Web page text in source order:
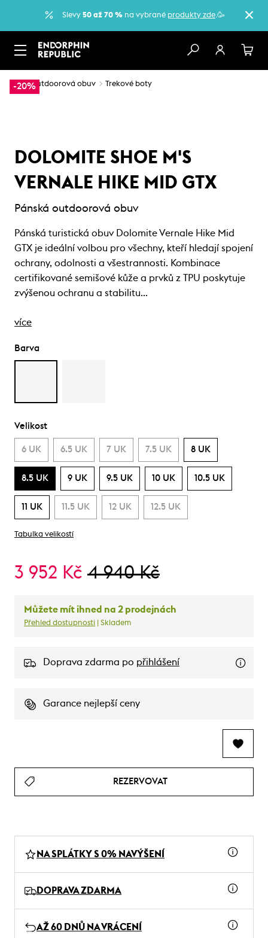
Slevy 50 až 70 % na vybrané produkty zde.🥳
-20%
… Outdoorová obuv Trekové boty
DOLOMITE SHOE M'S
VERNALE HIKE MID GTX
Pánská outdoorová obuv
Pánská turistická obuv Dolomite Vernale Hike Mid
GTX je ideální volbou pro všechny, kteří hledají spojení
ochrany, odolnosti a všestrannosti. Kombinace
certifikované semišové kůže a prvků z TPU poskytuje
zvýšenou ochranu a stabilitu…
více
Barva
Velikost
6 UK 6.5 UK 7 UK 7.5 UK 8 UK
8.5 UK 9 UK 9.5 UK 10 UK 10.5 UK
11 UK 11.5 UK 12 UK 12.5 UK
Tabulka velikostí
3 952 Kč 4 940 Kč
Můžete mít ihned na 2 prodejnách
Přehled dostupnosti | Skladem
Doprava zdarma po přihlášení
Garance nejlepší ceny
REZERVOVAT
NA SPLÁTKY S 0% NAVÝŠENÍ
DOPRAVA ZDARMA
AŽ 60 DNŮ NA VRÁCENÍ